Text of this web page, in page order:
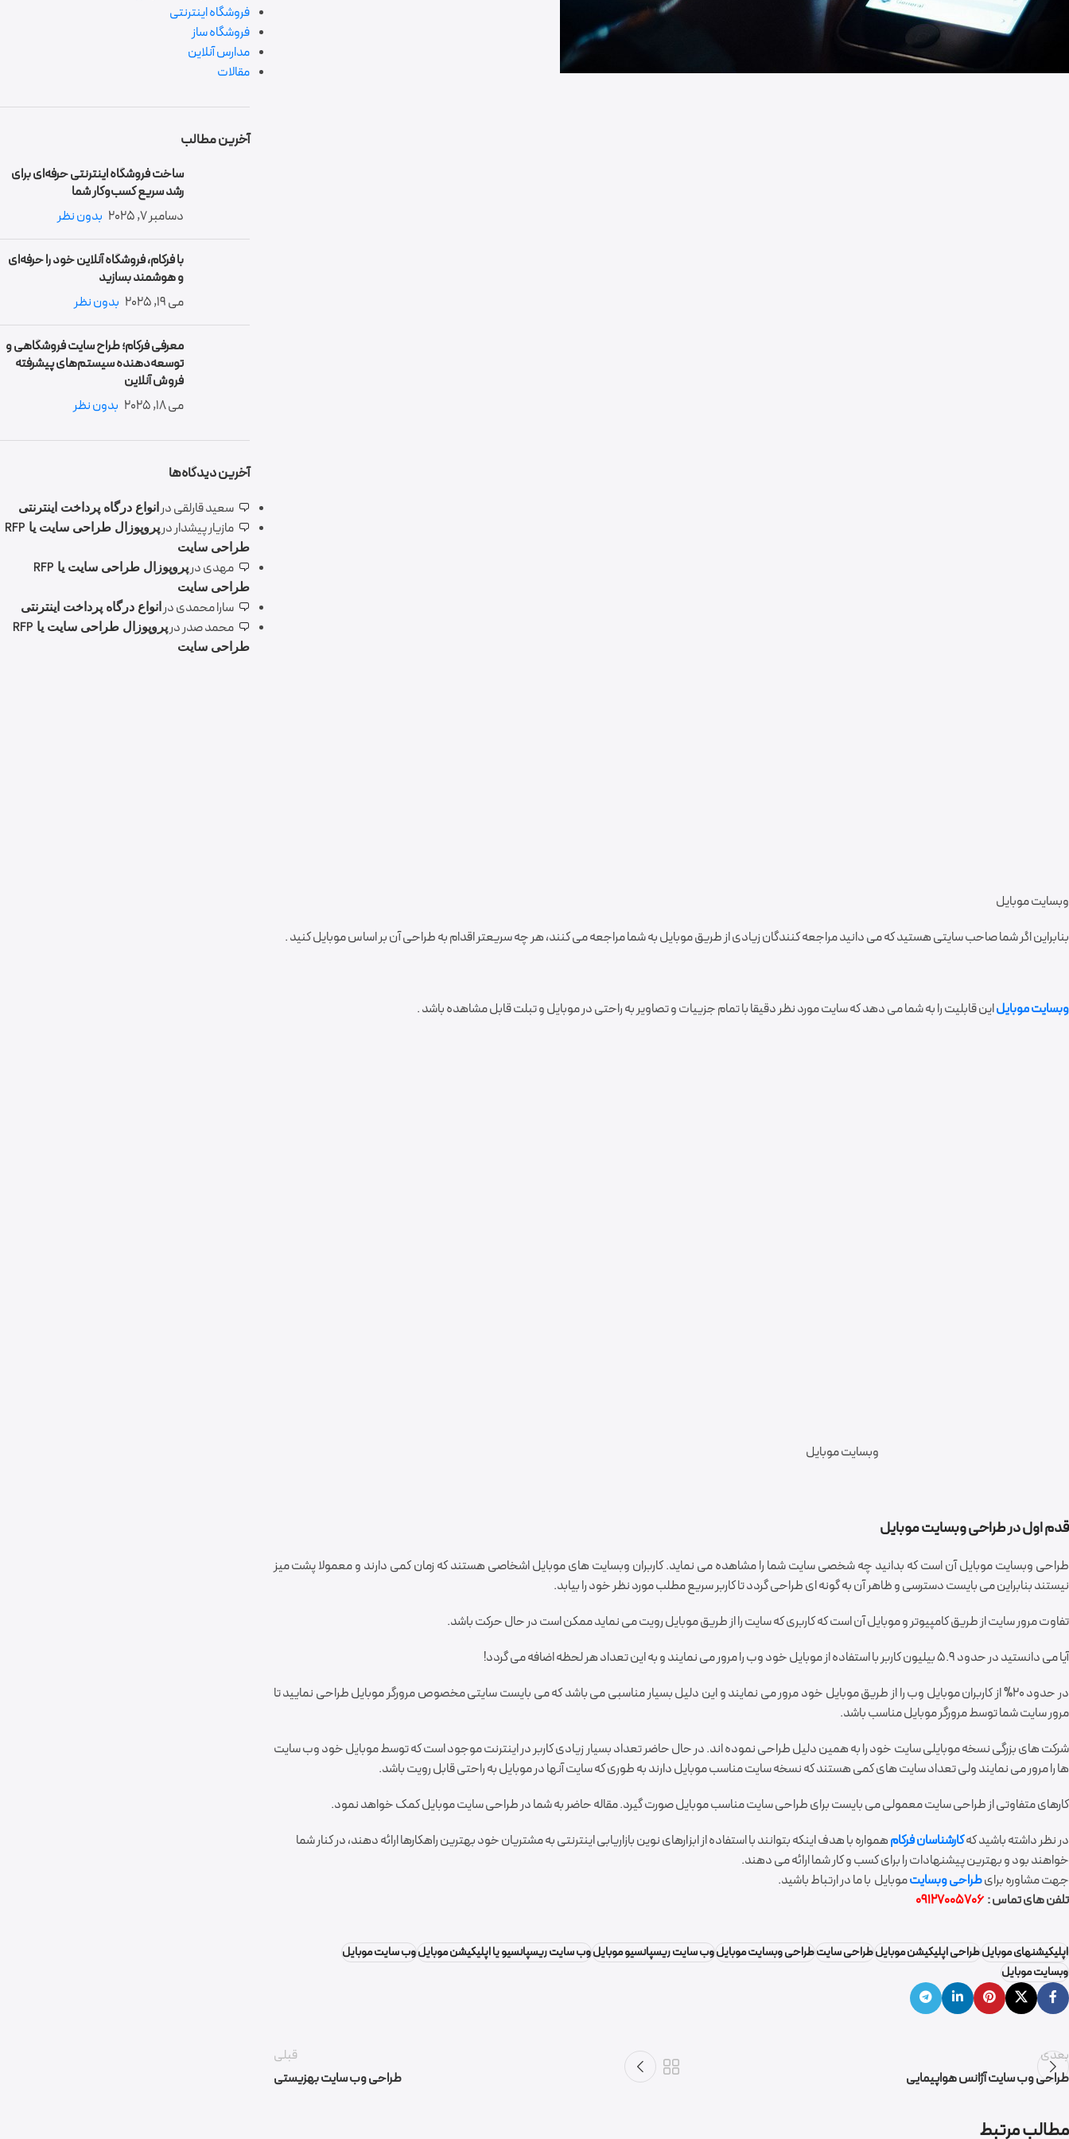
وبسایت موبایل
بنابراین اگر شما صاحب سایتی هستید که می دانید مراجعه کنندگان زیادی از طریق موبایل به شما مراجعه می کنند، هر چه سریعتر اقدام به طراحی آن بر اساس موبایل کنید .
وبسایت موبایلاین قابلیت را به شما می دهد که سایت مورد نظر دقیقا با تمام جزییات و تصاویر به راحتی در موبایل و تبلت قابل مشاهده باشد .
وبسایت موبایل
قدم اول در طراحی وبسایت موبایل
طراحی وبسایت موبایل آن است که بدانید چه شخصی سایت شما را مشاهده می نماید. کاربران وبسایت های موبایل اشخاصی هستند که زمان کمی دارند و معمولا پشت میز
نیستند بنابراین می بایست دسترسی و ظاهر آن به گونه ای طراحی گردد تا کاربر سریع مطلب مورد نظر خود را بیابد.
تفاوت مرور سایت از طریق کامپیوتر و موبایل آن است که کاربری که سایت را از طریق موبایل رویت می نماید ممکن است در حال حرکت باشد.
آیا می دانستید در حدود 5.9 بیلیون کاربر با استفاده از موبایل خود وب را مرور می نمایند و به این تعداد هر لحظه اضافه می گردد!
در حدود 20% از کاربران موبایل وب را از طریق موبایل خود مرور می نمایند و این دلیل بسیار مناسبی می باشد که می بایست سایتی مخصوص مرورگر موبایل طراحی نمایید تا
مرور سایت شما توسط مرورگر موبایل مناسب باشد.
شرکت های بزرگی نسخه موبایلی سایت خود را به همین دلیل طراحی نموده اند. در حال حاضر تعداد بسیار زیادی کاربر در اینترنت موجود است که توسط موبایل خود وب سایت
ها را مرور می نمایند ولی تعداد سایت های کمی هستند که نسخه سایت مناسب موبایل دارند به طوری که سایت آنها در موبایل به راحتی قابل رویت باشد.
کارهای متفاوتی از طراحی سایت معمولی می بایست برای طراحی سایت مناسب موبایل صورت گیرد. مقاله حاضر به شما در طراحی سایت موبایل کمک خواهد نمود.
در نظر داشته باشید کهکارشناسان فرکامهمواره با هدف اینکه بتوانند با استفاده از ابزارهای نوین بازاریابی اینترنتی به مشتریان خود بهترین راهکارها ارائه دهند، در کنار شما
خواهند بود و بهترین پیشنهادات را برای کسب و کار شما ارائه می دهند.
جهت مشاوره برایطراحی وبسایتموبایل با ما در ارتباط باشید.
تلفن های تماس :09127005706
اپلیکیشنهای موبایلطراحی اپلیکیشن موبایلطراحی سایتطراحی وبسایت موبایلوب سایت ریسپانسیو موبایلوب سایت ریسپانسیو یا اپلیکیشن موبایلوب سایت موبایل
وبسایت موبایل
بعدی
طراحی وب سایت آژانس هواپیمایی
قبلی
طراحی وب سایت بهزیستی
مطالب مرتبط
فروشگاه اینترنتی
فروشگاه ساز
مدارس آنلاین
مقالات
آخرین مطالب
ساخت فروشگاه اینترنتی حرفه‌ای برای
رشد سریع کسب‌وکار شما
دسامبر 7, 2025
بدون نظر
با فرکام، فروشگاه آنلاین خود را حرفه‌ای
و هوشمند بسازید
می 19, 2025
بدون نظر
معرفی فرکام؛ طراح سایت فروشگاهی و
توسعه‌دهنده سیستم‌های پیشرفته
فروش آنلاین
می 18, 2025
بدون نظر
آخرین دیدگاه‌ها
سعید قارلقیدرانواع درگاه پرداخت اینترنتی
مازیار پیشدار در
پروپوزال طراحی سایت یا RFP
طراحی سایت
مهدیدر
پروپوزال طراحی سایت یا RFP
طراحی سایت
سارا محمدیدرانواع درگاه پرداخت اینترنتی
محمد صدر در
پروپوزال طراحی سایت یا RFP
طراحی سایت